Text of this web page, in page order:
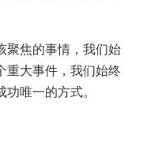
聚焦的事情，我们始
重大事件，我们始终
唯一的方式。